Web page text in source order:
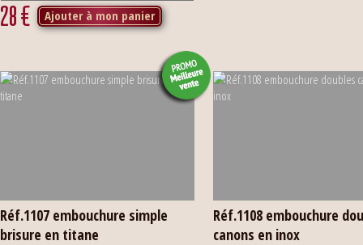
28€ Ajouter à mon panier
Réf.1107 embouchure simple
brisure en titane
Réf.1108 embouchure
canons en inox